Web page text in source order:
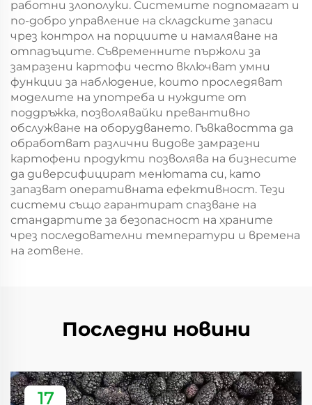
работни злополуки. Системите подпомагат и
по-добро управление на складските запаси
чрез контрол на порциите и намаляване на
отпадъците. Съвременните пържоли за
замразени картофи често включват умни
функции за наблюдение, които проследяват
моделите на употреба и нуждите от
поддръжка, позволявайки превантивно
обслужване на оборудването. Гъвкавостта да
обработват различни видове замразени
картофени продукти позволява на бизнесите
да диверсифицират менютата си, като
запазват оперативната ефективност. Тези
системи също гарантират спазване на
стандартите за безопасност на храните
чрез последователни температури и времена
на готвене.
Последни новини
17